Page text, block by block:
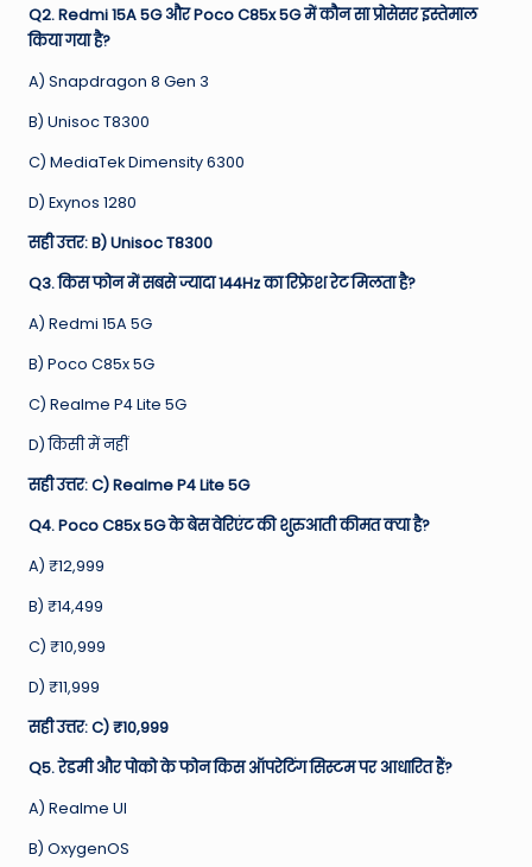
Q2. Redmi 15A 5G और Poco C85x 5G में कौन सा प्रोसेसर इस्तेमाल
किया गया है?
A) Snapdragon 8 Gen 3
B) Unisoc T8300
C) MediaTek Dimensity 6300
D) Exynos 1280
सही उत्तर: B) Unisoc T8300
Q3. किस फोन में सबसे ज्यादा 144Hz का रिफ्रेश रेट मिलता है?
A) Redmi 15A 5G
B) Poco C85x 5G
C) Realme P4 Lite 5G
D) किसी में नहीं
सही उत्तर: C) Realme P4 Lite 5G
Q4. Poco C85x 5G के बेस वेरिएंट की शुरुआती कीमत क्या है?
A) ₹12,999
B) ₹14,499
C) ₹10,999
D) ₹11,999
सही उत्तर: C) ₹10,999
Q5. रेडमी और पोको के फोन किस ऑपरेटिंग सिस्टम पर आधारित हैं?
A) Realme UI
B) OxygenOS